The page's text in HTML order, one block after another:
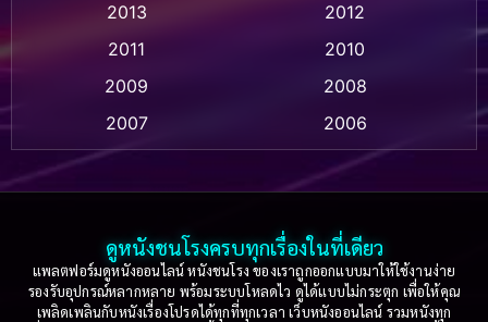
Based on a True Story เรื่องจริง(75)
Based on Novel(16)
Betrayal(1)
2013
2012
2011
2010
2009
2008
2007
2006
2005
2004
2003
2002
2001
2000
1999
1998
1997
1996
ดูหนังชนโรงครบทุกเรื่องในที่เดียว
แพลตฟอร์มดูหนังออนไลน์ หนังชนโรง ของเราถูกออกแบบมาให้ใช้งานง่าย
รองรับอุปกรณ์หลากหลาย พร้อมระบบโหลดไว ดูได้แบบไม่กระตุก เพื่อให้คุณ
เพลิดเพลินกับหนังเรื่องโปรดได้ทุกที่ทุกเวลา เว็บหนังออนไลน์ รวมหนังทุก